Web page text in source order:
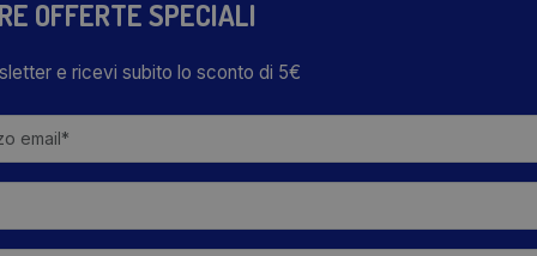
OFFERTE SPECIALI
e ricevi subito lo sconto di 5€